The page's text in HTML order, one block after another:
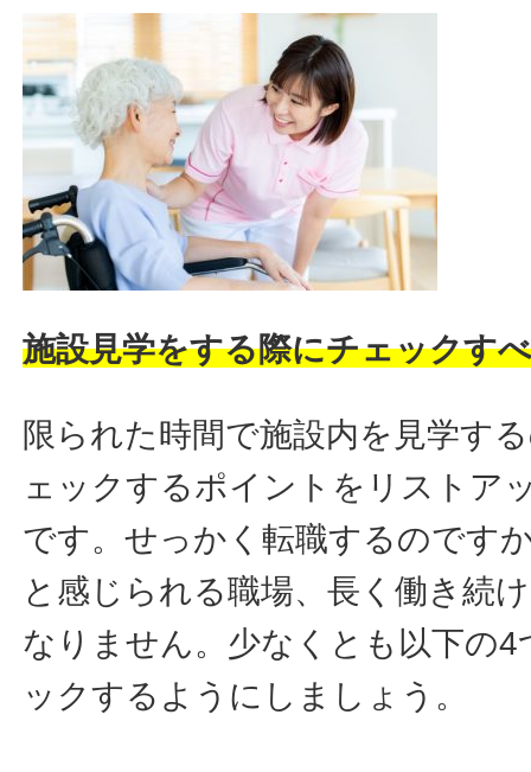
施設見学をする際にチェックす
限られた時間で施設内を見学す
ェックするポイントをリストア
です。せっかく転職するのです
と感じられる職場、長く働き続
なりません。少なくとも以下の
ックするようにしましょう。